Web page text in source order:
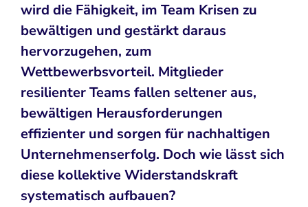
wird die Fähigkeit, im Team Krisen zu
bewältigen und gestärkt daraus
hervorzugehen, zum
Wettbewerbsvorteil. Mitglieder
resilienter Teams fallen seltener aus,
bewältigen Herausforderungen
effizienter und sorgen für nachhaltigen
Unternehmenserfolg. Doch wie lässt sich
diese kollektive Widerstandskraft
systematisch aufbauen?